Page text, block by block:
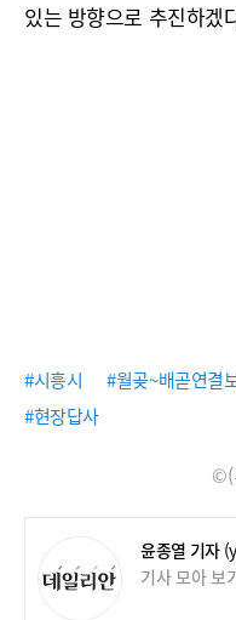
있는 방향으로 추진하겠
#시흥시 #월곶~배곧연결
#현장답사
©(
윤종열 기자
기사 모아 보